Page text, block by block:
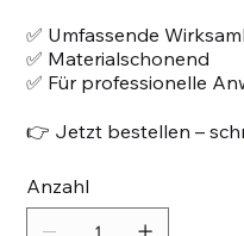
✅ Umfassende
✅ Materialschonend
✅ Für professionelle
👉 Jetzt bestellen –
Anzahl